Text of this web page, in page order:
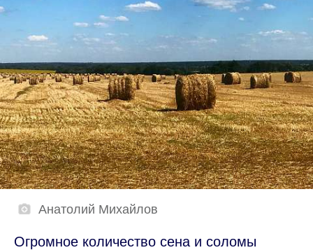
Анатолий Михайлов
Огромное количество сена и соломы